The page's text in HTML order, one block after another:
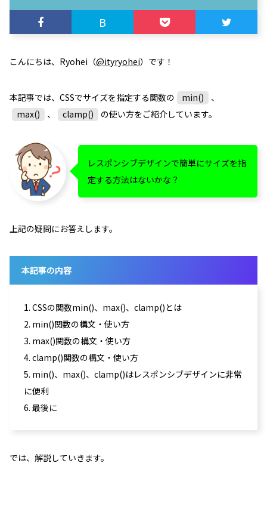
B
こんにちは、Ryohei（@ityryohei）です！
本記事では、CSSでサイズを指定する関数の min()
、
max()
、 clamp() の使い方をご紹介しています。
レスポンシブデザインで簡単にサイズを指
定する方法はないかな？
上記の疑問にお答えします。
本記事の内容
1. CSSの関数min()、max()、clamp()とは
2. min()関数の構文・使い方
3. max()関数の構文・使い方
4. clamp()関数の構文・使い方
5. min()、max()、clamp()はレスポンシブデザインに非常
に便利
6. 最後に
では、解説していきます。